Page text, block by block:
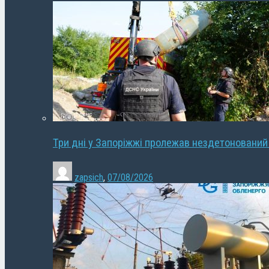
Три дні у Запоріжжі пролежав
zapsich, 07/08/2026